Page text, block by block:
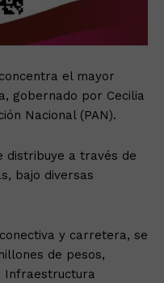
el mayor
gobernado por Cecilia
Nacional (PAN).
distribuye a través de
bajo diversas
y carretera, se
de pesos,
Infraestructura